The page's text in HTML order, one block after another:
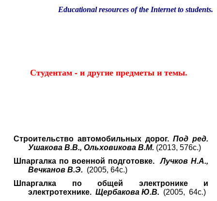
Educational resources of the Internet to students.
Студентам - и другие предметы и темы.
Строительство автомобильных дорог. Под ред.
Ушакова В.В., Ольховикова В.М. (2013, 576с.)
Шпаргалка по военной подготовке.
Лучков Н.А.,
Вечканов В.Э. (2005, 64с.)
Шпаргалка по общей электронике и
электротехнике. Щербакова Ю.В. (2005, 64с.)